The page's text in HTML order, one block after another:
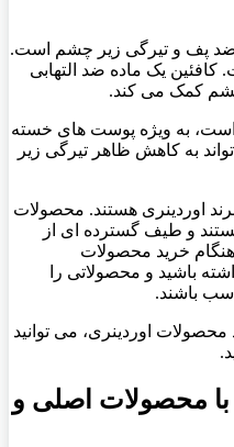
پف و تیرگی زیر چشم است.
است. کافئین یک ماده ضد التهابی
کمک می کند.
به ویژه پوست های خسته
به کاهش ظاهر تیرگی زیر
برند اوردینری هستند. محصولات
و طیف گسترده ای از
خرید محصولات
باشید و محصولاتی را
باشند.
اوردینری، می توانید
محصولات اصلی و